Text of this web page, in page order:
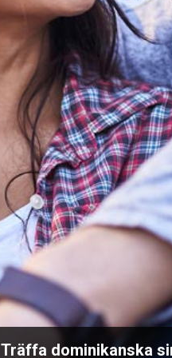
Träffa dominikanska